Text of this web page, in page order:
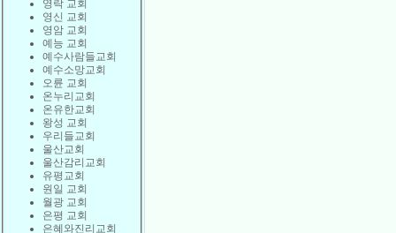
영락 교회
영신 교회
영암 교회
예능 교회
예수사람들교회
예수소망교회
오륜 교회
온누리교회
온유한교회
왕성 교회
우리들교회
울산교회
울산감리교회
유평교회
원일 교회
월광 교회
은평 교회
은혜와진리교회